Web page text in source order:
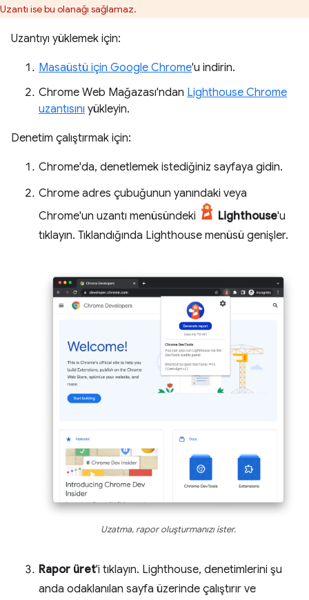
Uzantı ise bu olanağı sağlamaz.
Uzantıyı yüklemek için:
Masaüstü için Google Chrome'u indirin.
Chrome Web Mağazası'ndan Lighthouse Chrome
uzantısını yükleyin.
Denetim çalıştırmak için:
Chrome'da, denetlemek istediğiniz sayfaya gidin.
Chrome adres çubuğunun yanındaki veya
Chrome'un uzantı menüsündeki
Lighthouse'u
tıklayın. Tıklandığında Lighthouse menüsü genişler.
Uzatma, rapor oluşturmanızı ister.
Rapor üret'i tıklayın. Lighthouse, denetimlerini şu
anda odaklanılan sayfa üzerinde çalıştırır ve